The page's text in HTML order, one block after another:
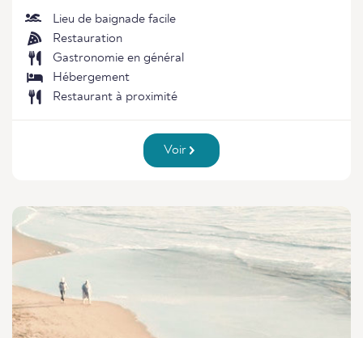
Lieu de baignade facile
Restauration
Gastronomie en général
Hébergement
Restaurant à proximité
Voir